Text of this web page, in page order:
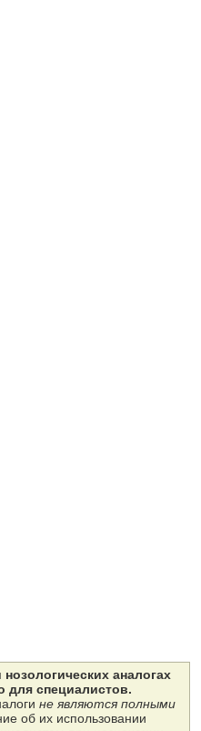
аналогах
для специалистов.
не являются полными
об их использовании